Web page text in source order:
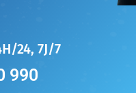
24, 7J/7
990